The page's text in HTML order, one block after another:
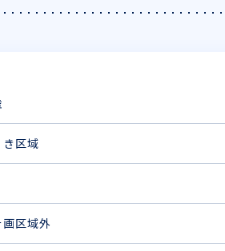
区域
区域外